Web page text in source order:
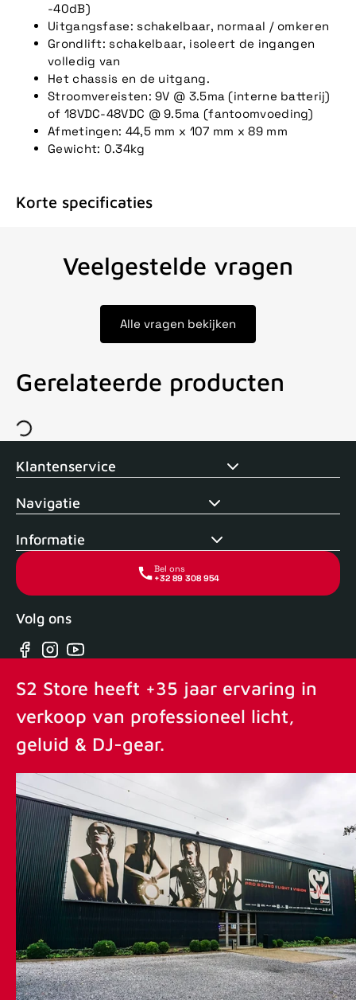
-40dB)
Uitgangsfase: schakelbaar, normaal / omkeren
Grondlift: schakelbaar, isoleert de ingangen
volledig van
Het chassis en de uitgang.
Stroomvereisten: 9V @ 3.5ma (interne batterij)
of 18VDC-48VDC @ 9.5ma (fantoomvoeding)
Afmetingen: 44,5 mm x 107 mm x 89 mm
Gewicht: 0.34kg
Korte specificaties
Veelgestelde vragen
Alle vragen bekijken
Gerelateerde producten
Voor 15uur besteld, zelfde dag verstuurd Echte winkel +35
Klantenservice
Navigatie
Informatie
Bel ons
+32 89 308 954
Volg ons
Facebook
Instagram
YouTube
S2 Store heeft +35 jaar ervaring in
verkoop van professioneel licht,
geluid & DJ-gear.